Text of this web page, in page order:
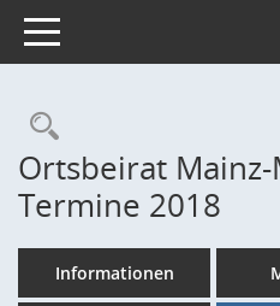
Toggle navigation
Ortsbeirat
Termine 2018
Informationen